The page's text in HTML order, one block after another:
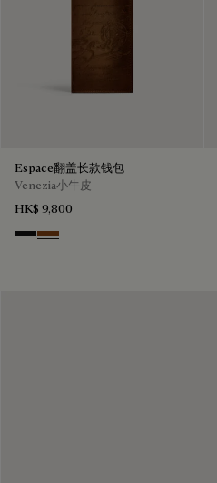
Espace翻盖长款钱包
Venezia小牛皮
HK$ 9,800
Nero Grigio
Cacao Intenso